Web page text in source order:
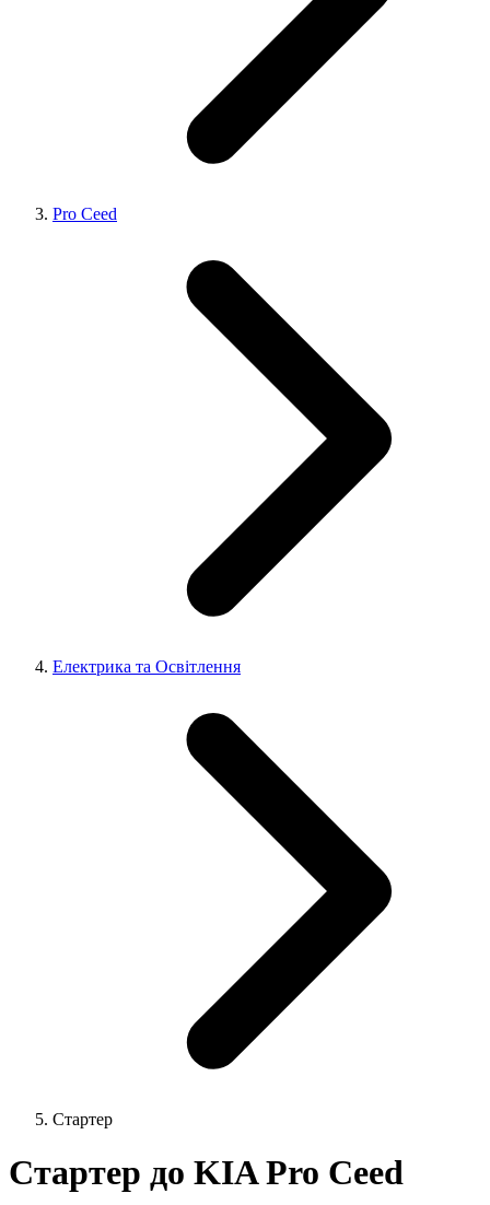
Pro Ceed
Електрика та Освітлення
Стартер
Стартер до KIA Pro Ceed